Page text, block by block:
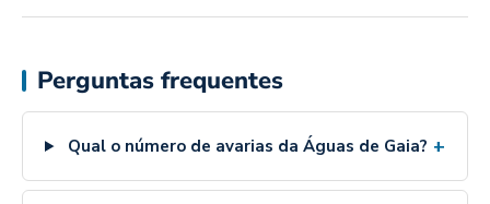
Perguntas frequentes
Qual o número de avarias da Águas de Gaia? +